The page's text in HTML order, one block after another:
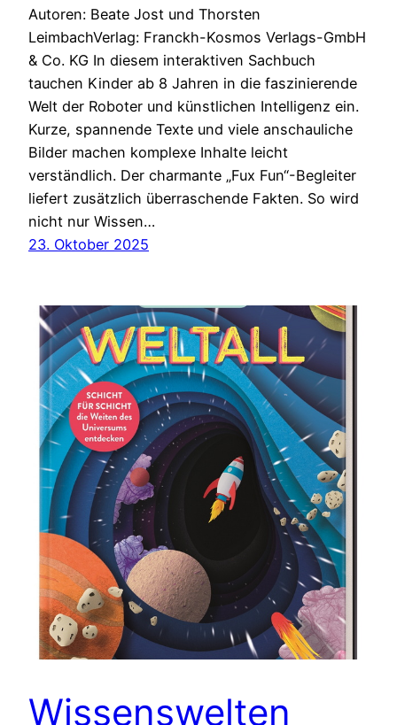
Autoren: Beate Jost und Thorsten
LeimbachVerlag: Franckh-Kosmos Verlags-GmbH
& Co. KG In diesem interaktiven Sachbuch
tauchen Kinder ab 8 Jahren in die faszinierende
Welt der Roboter und künstlichen Intelligenz ein.
Kurze, spannende Texte und viele anschauliche
Bilder machen komplexe Inhalte leicht
verständlich. Der charmante „Fux Fun“-Begleiter
liefert zusätzlich überraschende Fakten. So wird
nicht nur Wissen…
23. Oktober 2025
Wissenswelten